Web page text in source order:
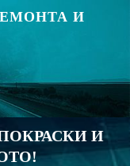
И
И